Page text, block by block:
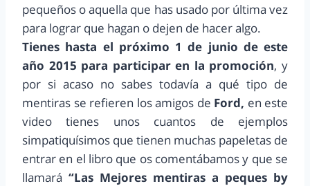
pequeños o aquella que has usado por última vez
para lograr que hagan o dejen de hacer algo.
Tienes hasta el próximo 1 de junio de este
año 2015 para participar en la promoción, y
por si acaso no sabes todavía a qué tipo de
mentiras se refieren los amigos de Ford, en este
video tienes unos cuantos de ejemplos
simpatiquísimos que tienen muchas papeletas de
entrar en el libro que os comentábamos y que se
llamará “Las Mejores mentiras a peques by